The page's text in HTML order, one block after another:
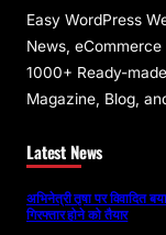
Easy WordPress
News,
1000+ Ready-
Magazine, Blog,
Latest News
अभिनेत्री तृषा पर विवादित
गिरफ्तार होने को तैयार